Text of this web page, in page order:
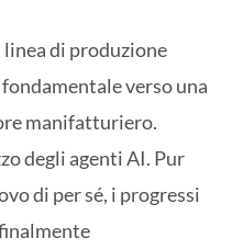
di produzione
verso una
manifatturiero.
degli agenti AI. Pur
di per sé, i progressi